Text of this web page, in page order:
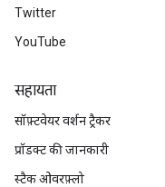
Twitter
YouTube
सहायता
सॉफ़्टवेयर वर्शन ट्रैकर
प्रॉडक्ट की जानकारी
स्टैक ओवरफ़्लो